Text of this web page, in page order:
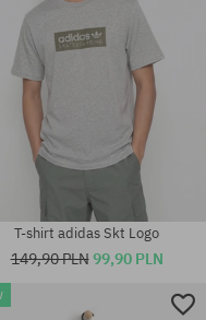
T-shirt adidas Skt Logo
149,90 PLN99,90 PLN